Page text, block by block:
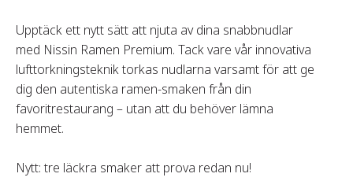
Upptäck ett nytt sätt att njuta av dina snabbnudlar
med Nissin Ramen Premium. Tack vare vår innovativa
lufttorkningsteknik torkas nudlarna varsamt för att ge
dig den autentiska ramen-smaken från din
favoritrestaurang – utan att du behöver lämna
hemmet.
Nytt: tre läckra smaker att prova redan nu!